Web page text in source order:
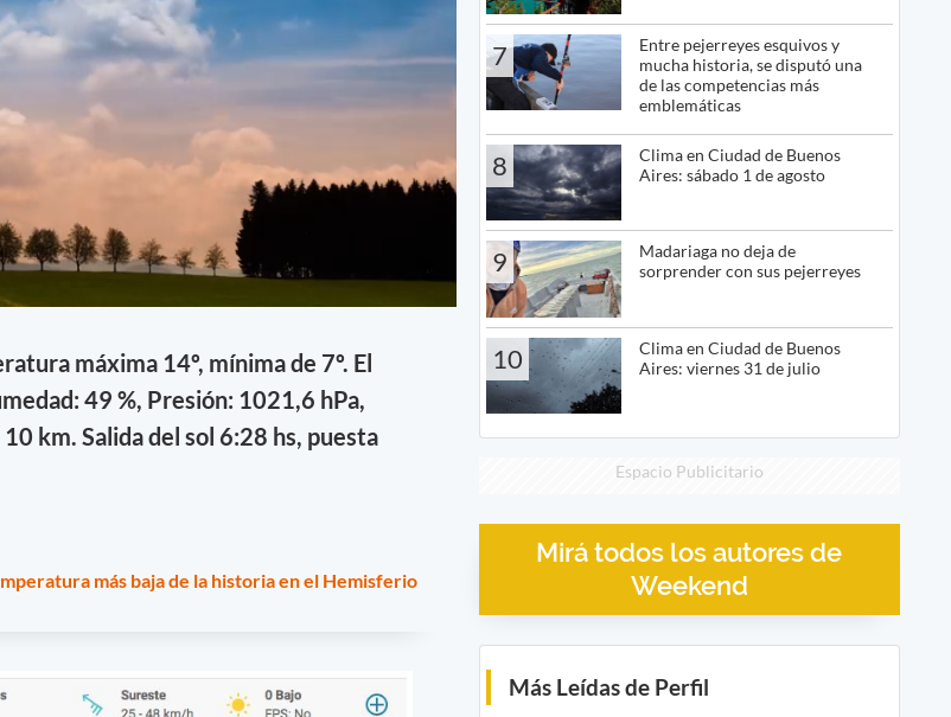
máxima 14º, mínima de 7º. El
49 %, Presión: 1021,6 hPa,
km. Salida del sol 6:28 hs, puesta
más baja de la historia en el Hemisferio
7
Entre pejerreyes esquivos y
mucha historia, se disputó una
de las competencias más
emblemáticas
8
Clima en Ciudad de Buenos
Aires: sábado 1 de agosto
9
Madariaga no deja de
sorprender con sus pejerreyes
10
Clima en Ciudad de Buenos
Aires: viernes 31 de julio
Espacio Publicitario
Mirá todos los autores de
Weekend
Más Leídas de Perfil